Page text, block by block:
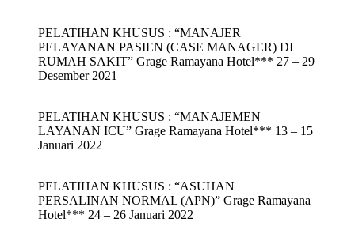
PELATIHAN KHUSUS : “MANAJER
PELAYANAN PASIEN (CASE MANAGER) DI
RUMAH SAKIT” Grage Ramayana Hotel*** 27 – 29
Desember 2021
PELATIHAN KHUSUS : “MANAJEMEN
LAYANAN ICU” Grage Ramayana Hotel*** 13 – 15
Januari 2022
PELATIHAN KHUSUS : “ASUHAN
PERSALINAN NORMAL (APN)” Grage Ramayana
Hotel*** 24 – 26 Januari 2022